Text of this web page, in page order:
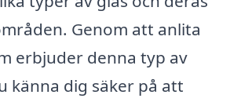
Genom att anlita
erbjuder denna typ av
känna dig säker på att